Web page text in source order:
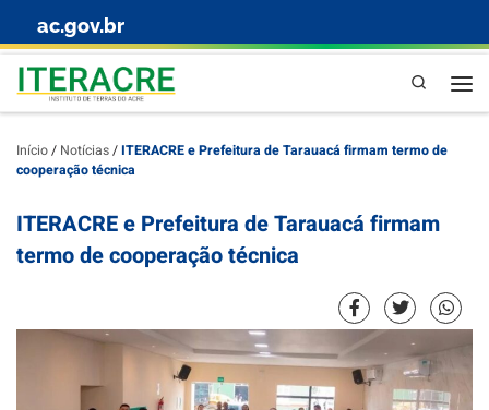
Skip to content
ac.gov.br
Pesquisa
Início/ Notícias/ITERACRE e Prefeitura de Tarauacá firmam termo de
cooperação técnica
ITERACRE e Prefeitura de Tarauacá firmam
termo de cooperação técnica